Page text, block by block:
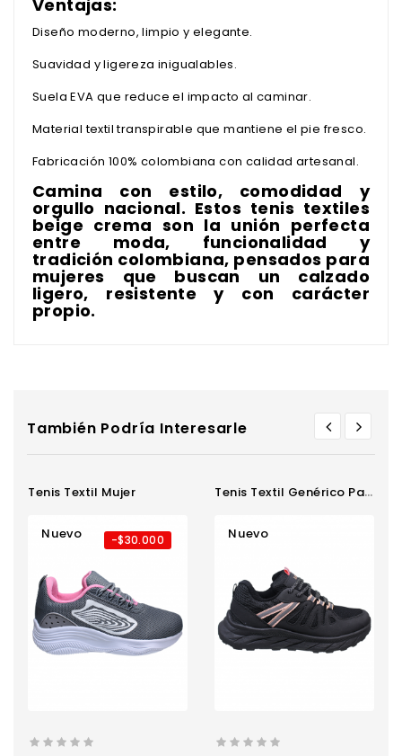
Ventajas:
Diseño moderno, limpio y elegante.
Suavidad y ligereza inigualables.
Suela EVA que reduce el impacto al caminar.
Material textil transpirable que mantiene el pie fresco.
Fabricación 100% colombiana con calidad artesanal.
Camina con estilo, comodidad y
orgullo nacional. Estos tenis textiles
beige crema son la unión perfecta
entre moda, funcionalidad y
tradición colombiana, pensados para
mujeres que buscan un calzado
ligero, resistente y con carácter
propio.
También Podría Interesarle
Tenis Textil Mujer
Nuevo -$30.000
Tenis Textil Genérico Para...
Nuevo